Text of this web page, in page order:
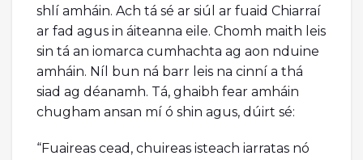
shlí amháin. Ach tá sé ar siúl ar fuaid Chiarraí
ar fad agus in áiteanna eile. Chomh maith leis
sin tá an iomarca cumhachta ag aon nduine
amháin. Níl bun ná barr leis na cinní a thá
siad ag déanamh. Tá, ghaibh fear amháin
chugham ansan mí ó shin agus, dúirt sé:
“Fuaireas cead, chuireas isteach iarratas nó